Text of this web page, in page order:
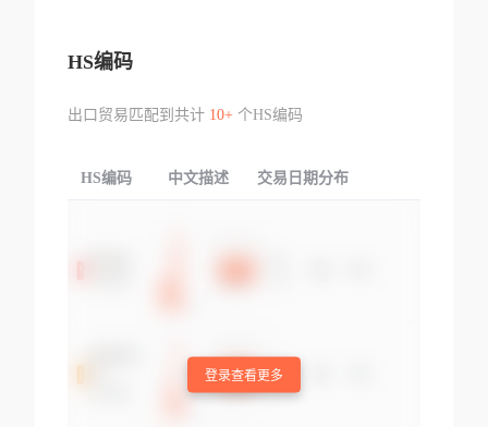
HS编码
出口贸易匹配到共计 10+个HS编码
HS编码 中文描述 交易日期分布
登录查看更多